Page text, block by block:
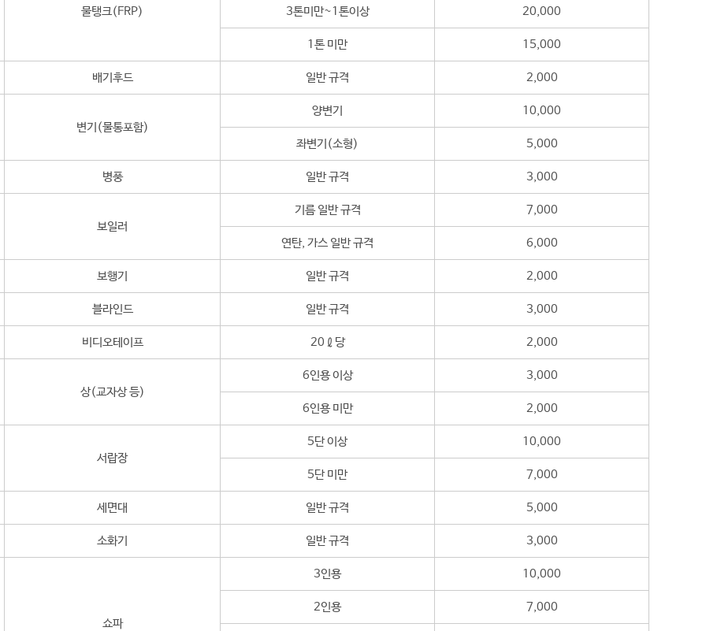
물탱크(FRP) 3톤미만~1톤이상 20,000
1톤 미만 15,000
배기후드 일반 규격 2,000
변기(물통포함)
양변기 10,000
좌변기(소형) 5,000
병풍 일반 규격 3,000
보일러
기름 일반 규격 7,000
연탄, 가스 일반 규격 6,000
보행기 일반 규격 2,000
블라인드 일반 규격 3,000
비디오테이프 20ℓ당 2,000
상(교자상 등)
6인용 이상 3,000
6인용 미만 2,000
서랍장
5단 이상 10,000
5단 미만 7,000
세면대 일반 규격 5,000
소화기 일반 규격 3,000
쇼파
3인용 10,000
2인용 7,000